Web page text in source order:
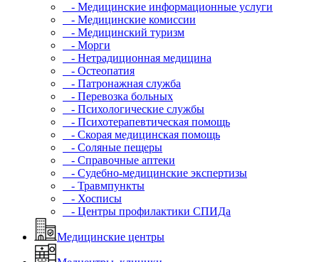
- Медицинские информационные услуги
- Медицинские комиссии
- Медицинский туризм
- Морги
- Нетрадиционная медицина
- Остеопатия
- Патронажная служба
- Перевозка больных
- Психологические службы
- Психотерапевтическая помощь
- Скорая медицинская помощь
- Соляные пещеры
- Справочные аптеки
- Судебно-медицинские экспертизы
- Травмпункты
- Хосписы
- Центры профилактики СПИДа
Медицинские центры